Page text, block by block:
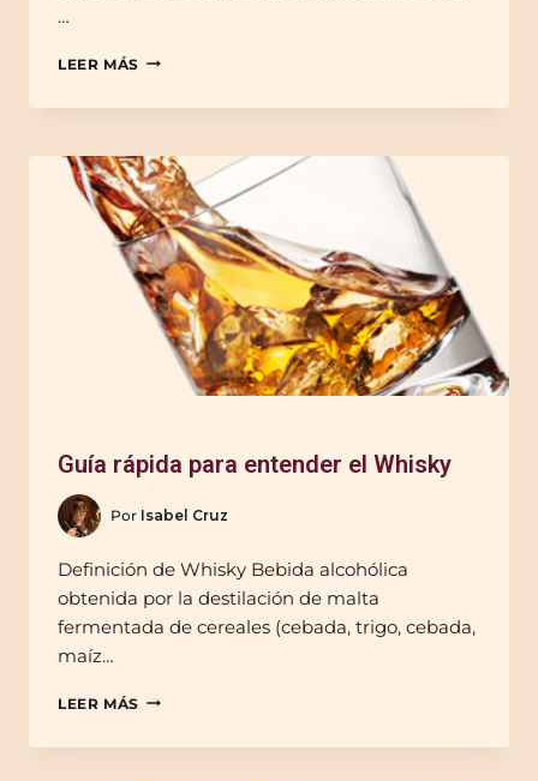
…
LEER MÁS
Guía rápida para entender el Whisky
Por Isabel Cruz
Definición de Whisky Bebida alcohólica
obtenida por la destilación de malta
fermentada de cereales (cebada, trigo, cebada,
maíz…
LEER MÁS